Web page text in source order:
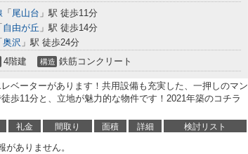
「 尾山台 」駅 徒歩11分
自由が丘 」駅 徒歩14分
奥沢 」駅 徒歩24分
4階建 構造 鉄筋コンクリート
ベーターがあります！共用設備も充実した、一押しのマン
歩11分と、立地が魅力的な物件です！2021年築のコチラ
礼金 間取り 面積 詳細 検討リスト
がありません。